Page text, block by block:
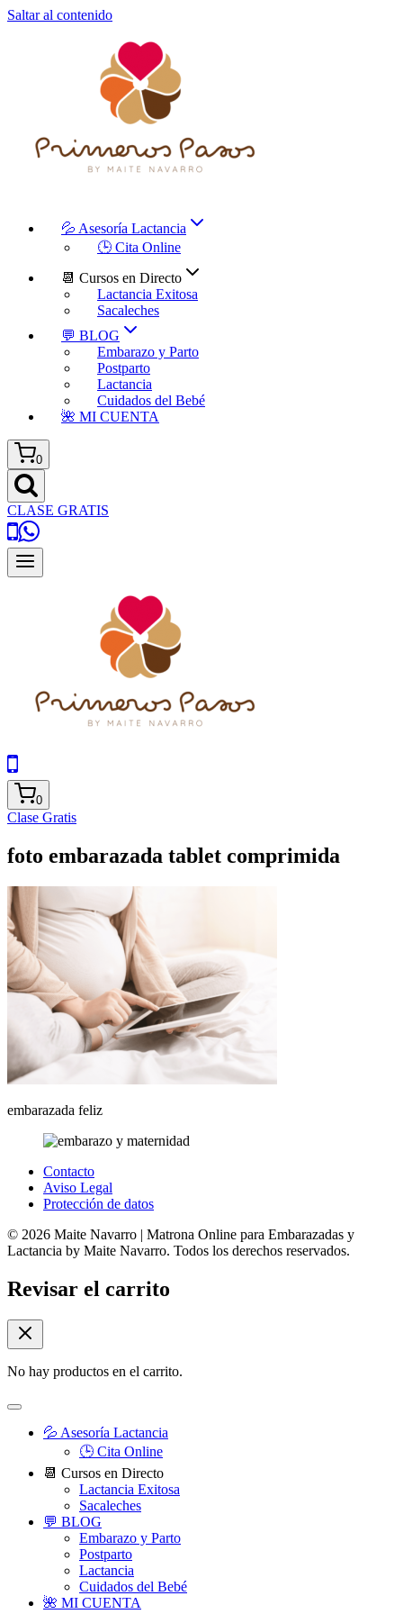
Saltar al contenido
💦 Asesoría Lactancia
🕒 Cita Online
📆 Cursos en Directo
Lactancia Exitosa
Sacaleches
💬 BLOG
Embarazo y Parto
Postparto
Lactancia
Cuidados del Bebé
🌺 MI CUENTA
0
CLASE GRATIS
0
Clase Gratis
foto embarazada tablet comprimida
embarazada feliz
Contacto
Aviso Legal
Protección de datos
© 2026 Maite Navarro | Matrona Online para Embarazadas y
Lactancia by Maite Navarro. Todos los derechos reservados.
Revisar el carrito
No hay productos en el carrito.
💦 Asesoría Lactancia
🕒 Cita Online
📆 Cursos en Directo
Lactancia Exitosa
Sacaleches
💬 BLOG
Embarazo y Parto
Postparto
Lactancia
Cuidados del Bebé
🌺 MI CUENTA